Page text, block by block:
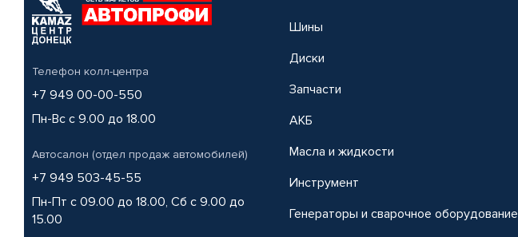
Телефон колл-центра
+7 949 00-00-550
Пн-Вс с 9.00 до 18.00
Автосалон (отдел продаж автомобилей)
+7 949 503-45-55
Пн-Пт с 09.00 до 18.00, Сб с 9.00 до
15.00
Шины
Диски
Запчасти
АКБ
Масла и жидкости
Инструмент
Генераторы и сварочное оборудование